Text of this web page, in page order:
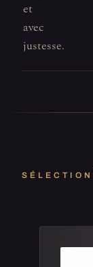
et
avec
justesse.
SÉLECTION